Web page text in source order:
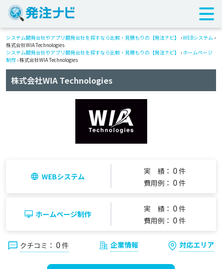
システム開発会社やアプリ開発会社を探すなら比較・見積もりの【発注ナビ】 ›WEBシステム ›
株式会社WIA Technologies
システム開発会社やアプリ開発会社を探すなら比較・見積もりの【発注ナビ】
› ホームページ
制作 › 株式会社WIA Technologies
株式会社WIA Technologies
WEBシステム
実 績： 0 件
費用例： 0 件
ホームページ制作
実 績： 0 件
費用例： 0 件
クチコミ： 0 件 企業情報 対応エリア